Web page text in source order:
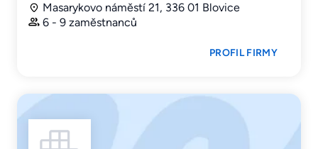
Masarykovo náměstí 21, 336 01 Blovice
6 - 9 zaměstnanců
PROFIL FIRMY